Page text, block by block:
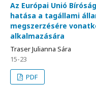
Az Európai Unió
hatása a tagállami
megszerzésére
alkalmazására
Traser Julianna Sára
15-23
PDF